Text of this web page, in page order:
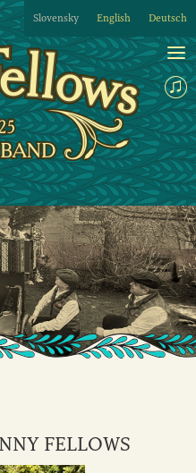
Slovensky English Deutsch
FELLOWS